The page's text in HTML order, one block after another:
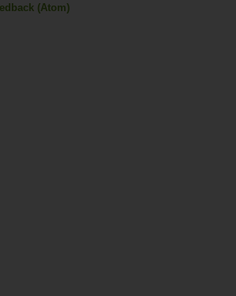
(Atom)